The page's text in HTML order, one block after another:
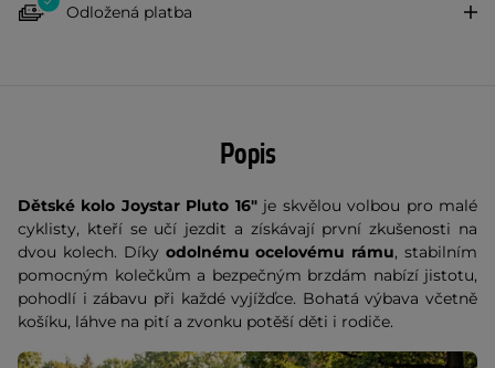
Odložená platba
Popis
Dětské kolo Joystar Pluto 16"je skvělou volbou pro malé
cyklisty, kteří se učí jezdit a získávají první zkušenosti na
dvou kolech. Díky odolnému ocelovému rámu, stabilním
pomocným kolečkům a bezpečným brzdám nabízí jistotu,
pohodlí i zábavu při každé vyjížďce. Bohatá výbava včetně
košíku, láhve na pití a zvonku potěší děti i rodiče.